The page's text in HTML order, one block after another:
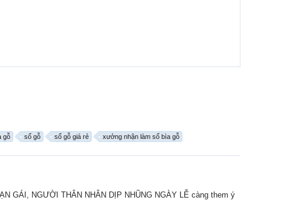
gỗ sổ gỗ sổ gỗ giá rẻ xưởng nhận làm sổ bìa gỗ
GÁI, NGƯỜI THÂN NHÂN DỊP NHŨNG NGÀY LỄ càng them ý